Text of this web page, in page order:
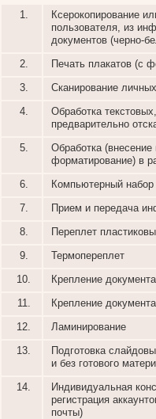
1.
Ксерокопирование
пользователя, из
документов (черно-
2.
Печать плакатов (с
3.
Сканирование
4.
Обработка
предварительно
5.
Обработка (внесение
форматирование) в
6.
Компьютерный набор
7.
Прием и передача
8.
Переплет
9.
Термопереплет
10.
Крепление
11.
Крепление
12.
Ламинирование
13.
Подготовка
и без готового
14.
Индивидуальная
регистрация
почты)